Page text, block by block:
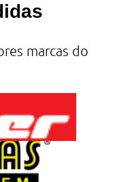
marcas do